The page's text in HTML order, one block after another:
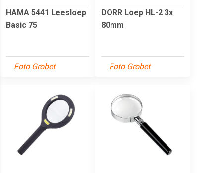
HAMA 5441 Leesloep
Basic 75
Foto Grobet
DORR Loep HL-2 3x
80mm
Foto Grobet